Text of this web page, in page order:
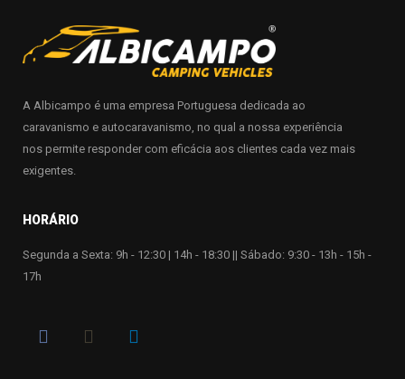
A Albicampo é uma empresa Portuguesa dedicada ao
caravanismo e autocaravanismo, no qual a nossa experiência
nos permite responder com eficácia aos clientes cada vez mais
exigentes.
HORÁRIO
Segunda a Sexta: 9h - 12:30 | 14h - 18:30 || Sábado: 9:30 - 13h - 15h -
17h